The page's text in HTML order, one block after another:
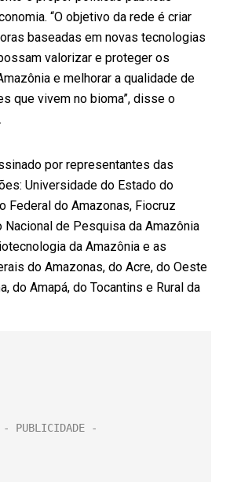
“O objetivo da rede é criar
baseadas em novas tecnologias
valorizar e proteger os
e melhorar a qualidade de
que vivem no bioma”, disse o
por representantes das
Universidade do Estado do
Federal do Amazonas, Fiocruz
Nacional de Pesquisa da Amazônia
da Amazônia e as
do Amazonas, do Acre, do Oeste
do Amapá, do Tocantins e Rural da